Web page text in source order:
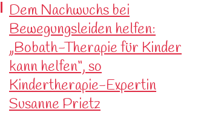
Dem Nachwuchs bei
Bewegungsleiden helfen:
„Bobath-Therapie für Kinder
kann helfen“, so
Kindertherapie-Expertin
Susanne Prietz